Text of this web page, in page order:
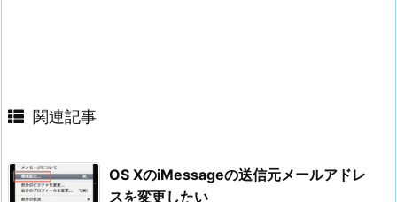
関連記事
OS XのiMessageの送信元メールアドレ
スを変更したい